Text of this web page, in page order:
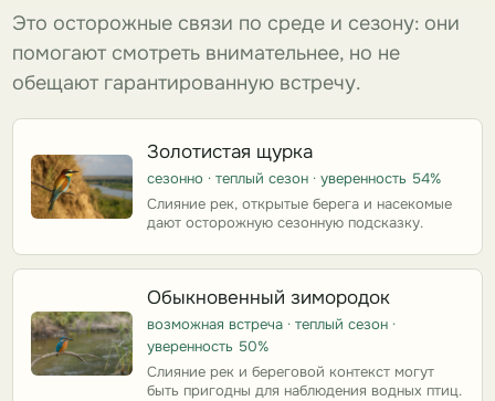
Это осторожные связи по среде и сезону: они
помогают смотреть внимательнее, но не
обещают гарантированную встречу.
Золотистая щурка
сезонно · теплый сезон · уверенность 54%
Слияние рек, открытые берега и насекомые
дают осторожную сезонную подсказку.
Обыкновенный зимородок
возможная встреча · теплый сезон ·
уверенность 50%
Слияние рек и береговой контекст могут
быть пригодны для наблюдения водных птиц.